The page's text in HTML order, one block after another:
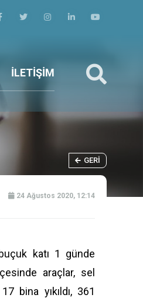
İLETİŞİM
GERI
24 Ağustos 2020, 12:14
katı 1 günde
araçlar, sel
bina yıkıldı, 361